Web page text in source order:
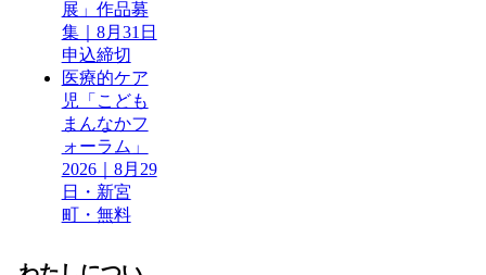
展」作品募
集｜8月31日
申込締切
医療的ケア
児「こども
まんなかフ
ォーラム」
2026｜8月29
日・新宮
町・無料